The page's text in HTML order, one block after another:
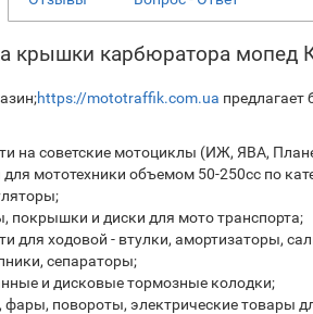
крышки карбюратора мопед
https://mototraffik.com.ua
на советские мотоциклы (ИЖ, ЯВА,
мототехники объемом 50-250сс по
покрышки и диски для мото транспорта;
для ходовой - втулки, амортизаторы,
сепараторы;
и дисковые тормозные колодки;
повороты, электрические товары